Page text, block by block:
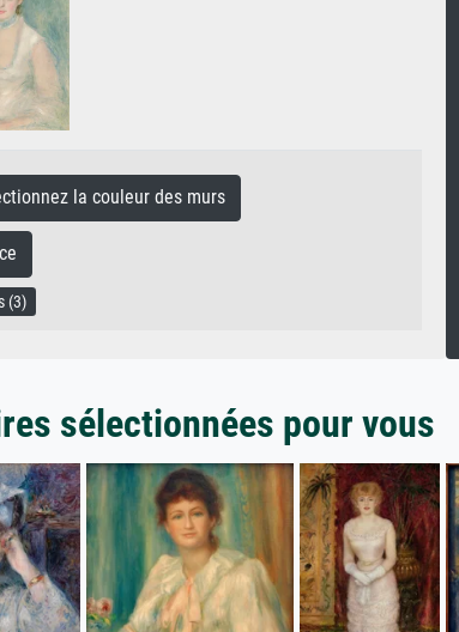
la couleur des murs
(3)
sélectionnées pour vous